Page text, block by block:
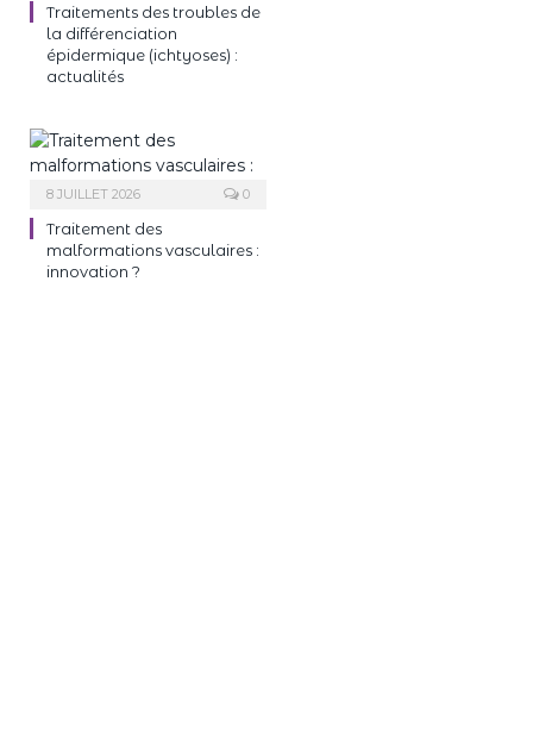
Traitements des troubles de
la différenciation
épidermique (ichtyoses) :
actualités
8 JUILLET 2026 0
Traitement des
malformations vasculaires :
innovation ?